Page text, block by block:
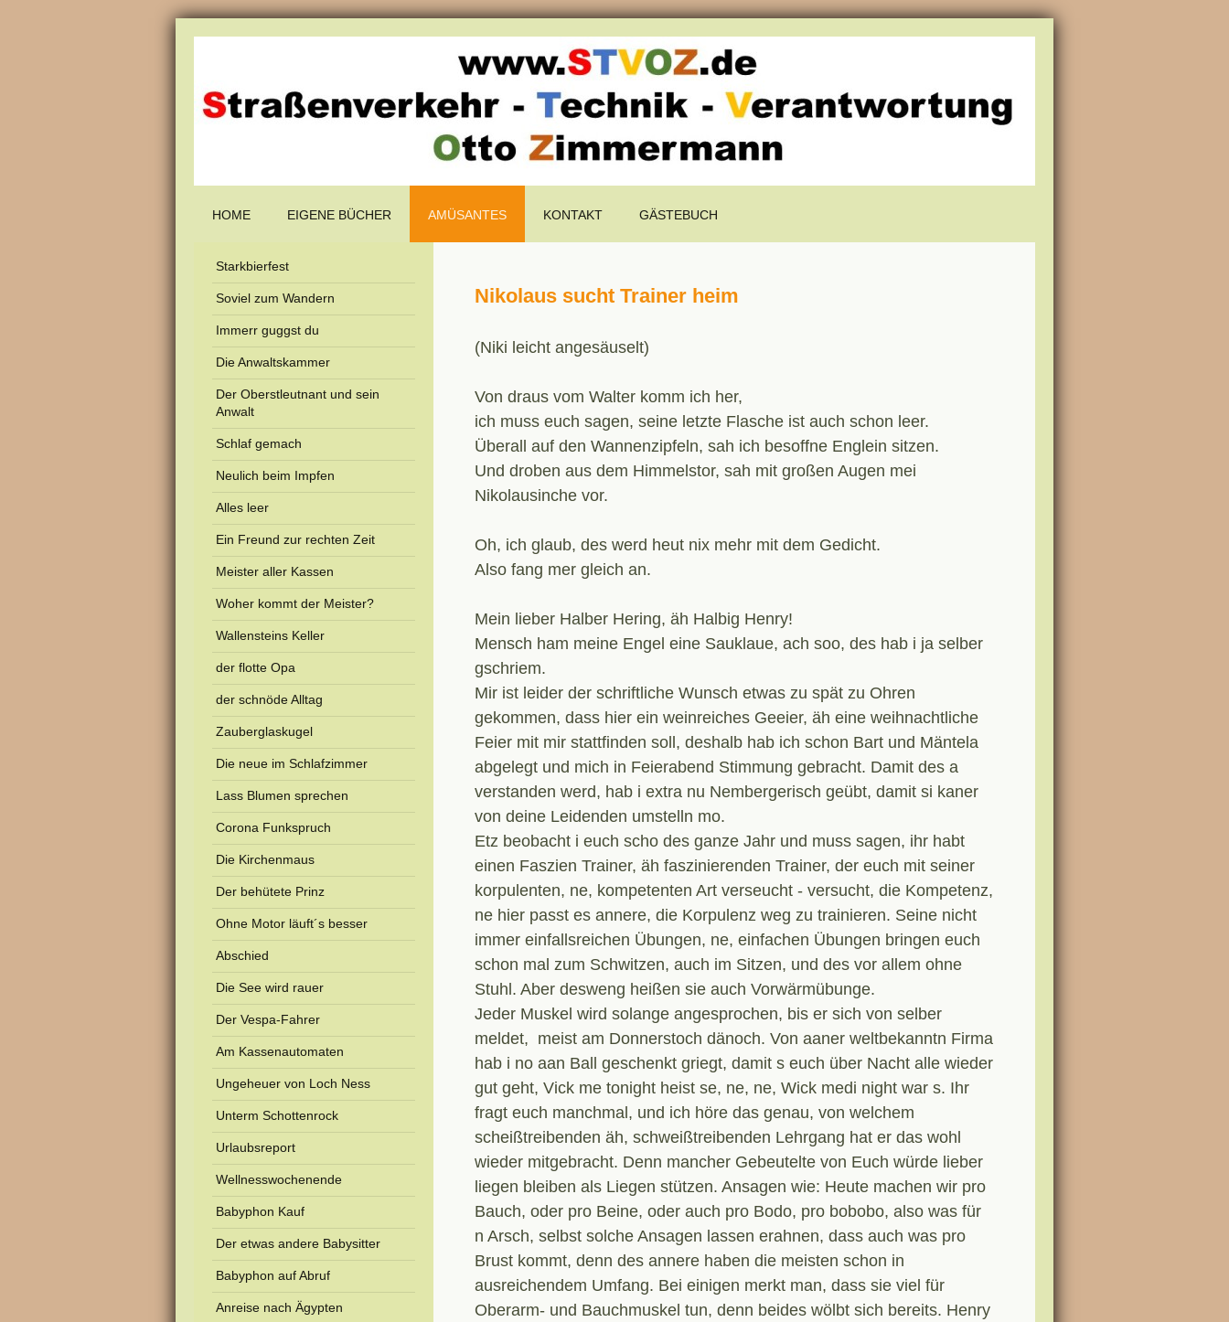
HOME EIGENE BÜCHER AMÜSANTES KONTAKT GÄSTEBUCH
Nikolaus sucht Trainer heim
(Niki leicht angesäuselt)
Von draus vom Walter komm ich her,
ich muss euch sagen, seine letzte Flasche ist auch schon leer.
Überall auf den Wannenzipfeln, sah ich besoffne Englein sitzen.
Und droben aus dem Himmelstor, sah mit großen Augen mei
Nikolausinche vor.
Oh, ich glaub, des werd heut nix mehr mit dem Gedicht.
Also fang mer gleich an.
Mein lieber Halber Hering, äh Halbig Henry!
Mensch ham meine Engel eine Sauklaue, ach soo, des hab i ja selber
gschriem.
Mir ist leider der schriftliche Wunsch etwas zu spät zu Ohren
gekommen, dass hier ein weinreiches Geeier, äh eine weihnachtliche
Feier mit mir stattfinden soll, deshalb hab ich schon Bart und Mäntela
abgelegt und mich in Feierabend Stimmung gebracht. Damit des a
verstanden werd, hab i extra nu Nembergerisch geübt, damit si kaner
von deine Leidenden umstelln mo.
Etz beobacht i euch scho des ganze Jahr und muss sagen, ihr habt
einen Faszien Trainer, äh faszinierenden Trainer, der euch mit seiner
korpulenten, ne, kompetenten Art verseucht - versucht, die Kompetenz,
ne hier passt es annere, die Korpulenz weg zu trainieren. Seine nicht
immer einfallsreichen Übungen, ne, einfachen Übungen bringen euch
schon mal zum Schwitzen, auch im Sitzen, und des vor allem ohne
Stuhl. Aber desweng heißen sie auch Vorwärmübunge.
Jeder Muskel wird solange angesprochen, bis er sich von selber
meldet, meist am Donnerstoch dänoch. Von aaner weltbekanntn Firma
hab i no aan Ball geschenkt griegt, damit s euch über Nacht alle wieder
gut geht, Vick me tonight heist se, ne, ne, Wick medi night war s. Ihr
fragt euch manchmal, und ich höre das genau, von welchem
scheißtreibenden äh, schweißtreibenden Lehrgang hat er das wohl
wieder mitgebracht. Denn mancher Gebeutelte von Euch würde lieber
liegen bleiben als Liegen stützen. Ansagen wie: Heute machen wir pro
Bauch, oder pro Beine, oder auch pro Bodo, pro bobobo, also was für
n Arsch, selbst solche Ansagen lassen erahnen, dass auch was pro
Brust kommt, denn des annere haben die meisten schon in
ausreichendem Umfang. Bei einigen merkt man, dass sie viel für
Oberarm- und Bauchmuskel tun, denn beides wölbt sich bereits. Henry
Starkbierfest
Soviel zum Wandern
Immerr guggst du
Die Anwaltskammer
Der Oberstleutnant und sein
Anwalt
Schlaf gemach
Neulich beim Impfen
Alles leer
Ein Freund zur rechten Zeit
Meister aller Kassen
Woher kommt der Meister?
Wallensteins Keller
der flotte Opa
der schnöde Alltag
Zauberglaskugel
Die neue im Schlafzimmer
Lass Blumen sprechen
Corona Funkspruch
Die Kirchenmaus
Der behütete Prinz
Ohne Motor läuft´s besser
Abschied
Die See wird rauer
Der Vespa-Fahrer
Am Kassenautomaten
Ungeheuer von Loch Ness
Unterm Schottenrock
Urlaubsreport
Wellnesswochenende
Babyphon Kauf
Der etwas andere Babysitter
Babyphon auf Abruf
Anreise nach Ägypten